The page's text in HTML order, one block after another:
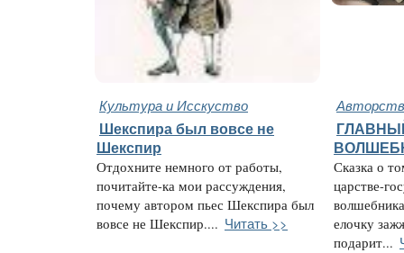
Культура и Исскуство
Шекспира был вовсе не
Шекспир
Отдохните немного от работы,
почитайте-ка мои рассуждения,
почему автором пьес Шекспира был
вовсе не Шекспир.... Читать >>
Сказка о
царстве-
елочку
подарит...